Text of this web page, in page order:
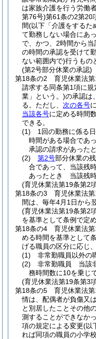
は家族介護を行う労働
第76号)第61条の2第20
間(以下「介護をするた
て勤務しない場合にあ
で、かつ、2時間から
の時間の承認を受けて
ない範囲内で)行うもの
(第2号部分休業の承認)
第18条の2
育児休業法
請求する同条第1項に
業」という。)の承認は
る。 ただし、 次の各号
当該各号に定める時間
できる。
(1)
1回の勤務に係る
時間がある場合であ
承認の請求があった
(2)
第2号部分休業の
合であって、当該残
あったとき 当該残
(育児休業法第19条第2
第18条の3
育児休業法
間は、毎年4月1日から
(育児休業法第19条第2
を基準として条例で定
第18条の4
育児休業法
める時間を基準として
げる職員の区分に応じ、
(1)
非常勤職員以外
(2)
非常勤職員 当該
務時間数に10を乗じ
(育児休業法第19条第3
第18条の5
育児休業法
情は、配偶者が負傷又
と別居したことその他
測することができなか
項の規定による変更(以
れば同項の職員の小学